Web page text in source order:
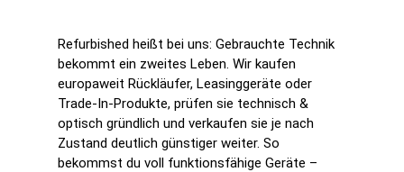
Refurbished heißt bei uns: Gebrauchte Technik
bekommt ein zweites Leben. Wir kaufen
europaweit Rückläufer, Leasinggeräte oder
Trade-In-Produkte, prüfen sie technisch &
optisch gründlich und verkaufen sie je nach
Zustand deutlich günstiger weiter. So
bekommst du voll funktionsfähige Geräte –